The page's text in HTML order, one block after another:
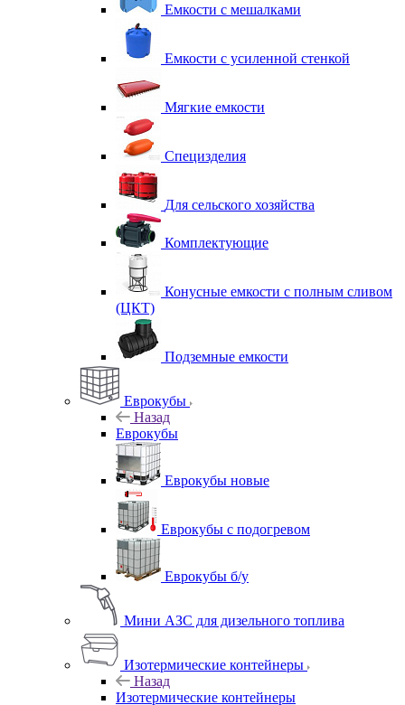
Емкости с мешалками
Емкости с усиленной стенкой
Мягкие емкости
Специзделия
Для сельского хозяйства
Комплектующие
Конусные емкости с полным сливом
(ЦКТ)
Подземные емкости
Еврокубы
Назад
Еврокубы
Еврокубы новые
Еврокубы с подогревом
Еврокубы б/у
Мини АЗС для дизельного топлива
Изотермические контейнеры
Назад
Изотермические контейнеры